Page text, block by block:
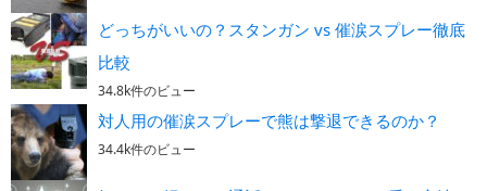
どっちがいいの？スタンガン vs 催涙スプレー徹底
比較
34.8k件のビュー
対人用の催涙スプレーで熊は撃退できるのか？
34.4k件のビュー